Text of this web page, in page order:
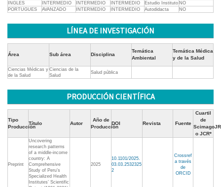
INGLES INTERMEDIO INTERMEDIO INTERMEDIO Estudio Instituto NO
PORTUGUES
AVANZADO INTERMEDIO INTERMEDIO Autodidacta NO
LÍNEA DE INVESTIGACIÓN
Área Sub área Disciplina
Temática
Ambiental
Temática Médica
y de la Salud
Ciencias Médicas y
de la Salud
Ciencias de la
Salud
Salud pública
PRODUCCIÓN CIENTÍFICA
Tipo
Producción
Título Autor
Año de
Producción
DOI Revista Fuente
Cuartil
de
ScimagoJR
o JCR*
Preprint
Uncovering
research patterns
of a middle-income
country: A
Comprehensive
Study of Peru’s
Specialized Health
Institutes’ Scientific
2025
10.1101/2025.
03.03.2532325
2
Crossref
a través
de
ORCID